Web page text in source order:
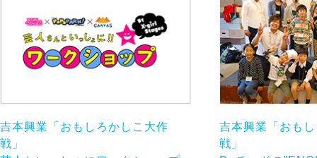
吉本興業「おもしろかしこ大作
戦」
吉本興業「おも
戦」